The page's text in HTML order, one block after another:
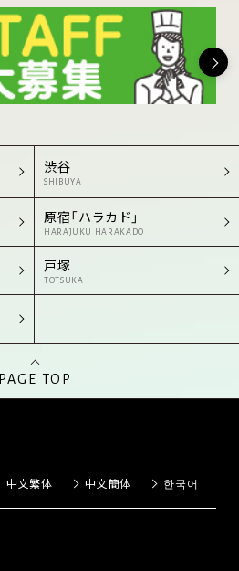
渋谷
SHIBUYA
原宿「ハラカド」
HARAJUKU HARAKADO
戸塚
TOTSUKA
PAGE TOP
中文繁体 中文簡体 한국어